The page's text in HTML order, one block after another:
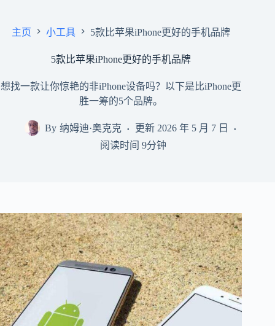
主页 小工具 5款比苹果iPhone更好的手机品牌
5款比苹果iPhone更好的手机品牌
想找一款让你惊艳的非iPhone设备吗？以下是比iPhone更
胜一筹的5个品牌。
By 纳姆迪·奥克克 更新 2026 年 5 月 7 日
阅读时间 9分钟